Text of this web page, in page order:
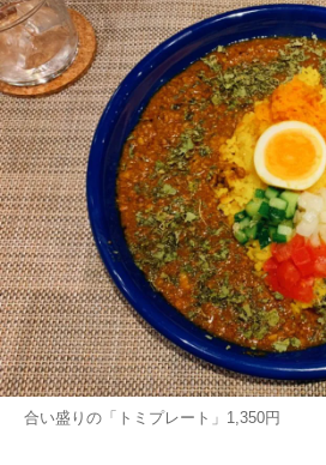
合い盛りの「トミプレート」1,350円